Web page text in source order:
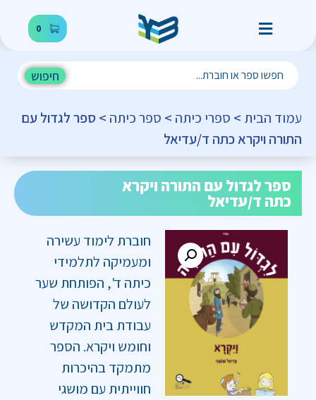
0
חיפוש
עמוד הבית > ספרי כיתה > ספר כיתה > ספר לגדול עם
התורה ויקרא כתה ד/עדיאל
ספר לגדול עם התורה ויקרא
כתה ד/עדיאל
חוברת לימוד עשירה
ומעמיקה לתלמידי
כיתה ד', הפותחת שער
לעולם הקדושה של
עבודת בית המקדש
וחומש ויקרא. הספר
מתמקד בהיכרות
חווייתית עם מושגי